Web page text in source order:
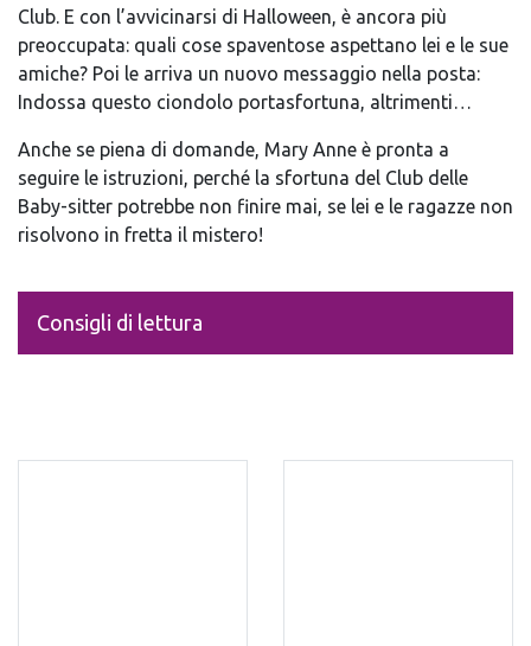
Club. E con l’avvicinarsi di Halloween, è ancora più
preoccupata: quali cose spaventose aspettano lei e le sue
amiche? Poi le arriva un nuovo messaggio nella posta:
Indossa questo ciondolo portasfortuna, altrimenti…
Anche se piena di domande, Mary Anne è pronta a
seguire le istruzioni, perché la sfortuna del Club delle
Baby-sitter potrebbe non finire mai, se lei e le ragazze non
risolvono in fretta il mistero!
Consigli di lettura